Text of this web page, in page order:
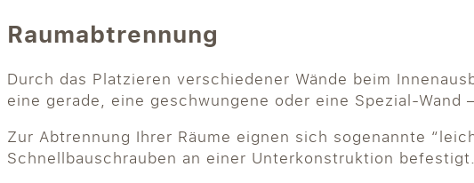
Raumabtrennung
Durch das Platzieren verschiedener Wände beim
eine gerade, eine geschwungene oder eine Spezial-
Zur Abtrennung Ihrer Räume eignen sich sogenannte
Schnellbauschrauben an einer Unterkonstruktion befestigt.